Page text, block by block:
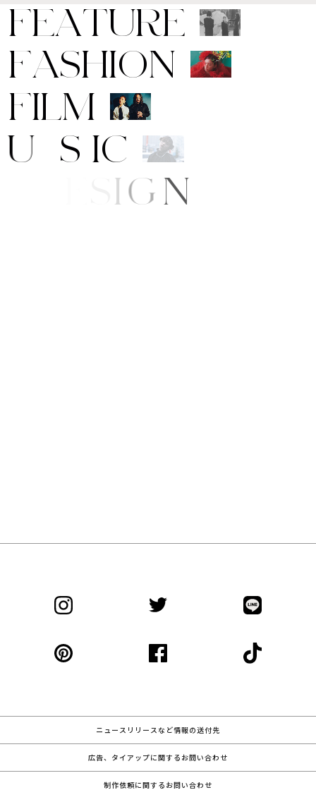
FEATURE
FASHION
FILM
M
US IC
DE SIG
ニュースリリースなど情報の送付先
広告、タイアップに関するお問い合わせ
制作依頼に関するお問い合わせ